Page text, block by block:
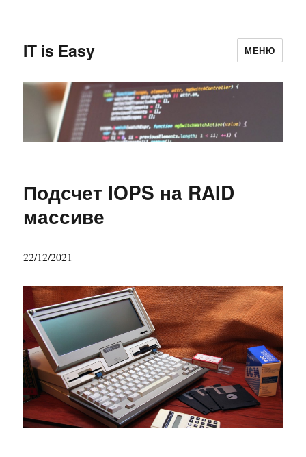
IT is Easy МЕНЮ
Подсчет IOPS на RAID
массиве
22/12/2021